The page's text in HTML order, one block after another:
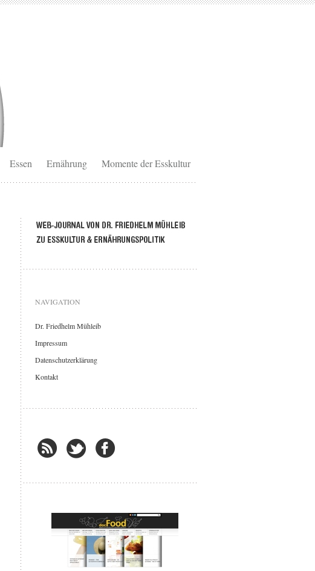
Essen Ernährung Momente der Esskultur
NAVIGATION
Dr. Friedhelm Mühleib
Impressum
Datenschutzerklärung
Kontakt